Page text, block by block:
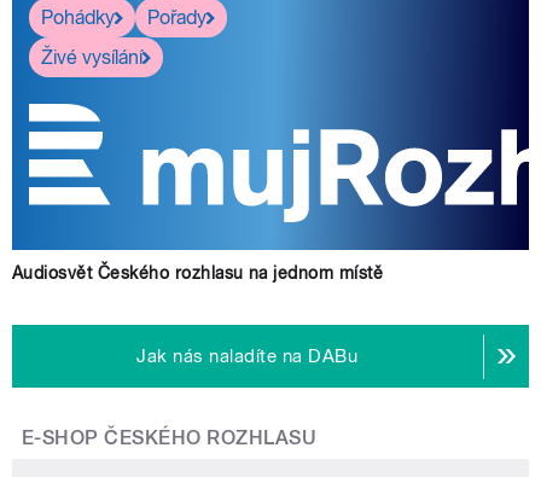
Pohádky
Pořady
Živé vysílání
Audiosvět Českého rozhlasu na jednom místě
Jak nás naladíte na DABu
E-SHOP ČESKÉHO ROZHLASU